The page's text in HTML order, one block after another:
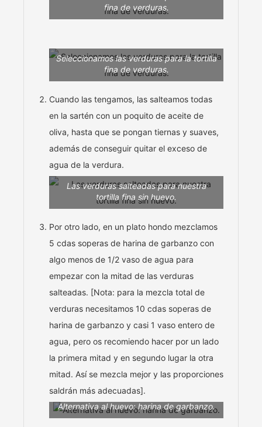
fina de verduras.
Seleccionamos las verduras para la tortilla
fina de verduras.
Cuando las tengamos, las salteamos todas
en la sartén con un poquito de aceite de
oliva, hasta que se pongan tiernas y suaves,
además de conseguir quitar el exceso de
agua de la verdura.
Las verduras salteadas para nuestra
tortilla fina sin huevo.
Por otro lado, en un plato hondo mezclamos
5 cdas soperas de harina de garbanzo con
algo menos de 1/2 vaso de agua para
empezar con la mitad de las verduras
salteadas. [Nota: para la mezcla total de
verduras necesitamos 10 cdas soperas de
harina de garbanzo y casi 1 vaso entero de
agua, pero os recomiendo hacer por un lado
la primera mitad y en segundo lugar la otra
mitad. Así se mezcla mejor y las proporciones
saldrán más adecuadas].
Alternativa al huevo: harina de garbanzo.